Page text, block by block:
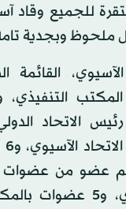
للجميع وقاد
ملحوظ وبجدية
القائمة
التنفيذي،
الاتحاد
عضو من عضوات
بالاتحاد الآسيوي،